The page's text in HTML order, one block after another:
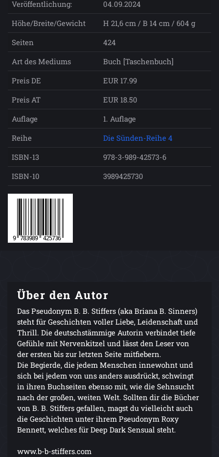
Veröffentlichung:
04.09.2024
Höhe/Breite/Gewicht
H 21,6 cm / B 14 cm / 604 g
Seiten
424
Art des Mediums
Buch [Taschenbuch]
Preis DE
EUR 17.99
Preis AT
EUR 18.50
Auflage
1. Auflage
Reihe
Die Sünden-Reihe 4
ISBN-13
978-3-989-42573-6
ISBN-10
3989425730
Über den Autor
Das Pseudonym B. B. Stiffers (aka Briana B. Sinners)
steht für Geschichten voller Liebe, Leidenschaft und
Thrill. Die deutschstämmige Autorin verbindet tiefe
Gefühle mit Nervenkitzel und lässt den Leser von
der ersten bis zur letzten Seite mitfiebern.
Die Begierde, die jedem Menschen innewohnt und
sich bei jedem von uns anders ausdrückt, schwingt
in ihren Buchseiten ebenso mit, wie die Sehnsucht
nach der großen, weiten Welt. Sollten dir die Bücher
von B. B. Stiffers gefallen, magst du vielleicht auch
die Geschichten unter ihrem Pseudonym Roxy
Bennett, welches für Deep Dark Sensual steht.
www.b-b-stiffers.com